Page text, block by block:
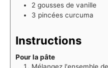
2 gousses de vanille
3 pincées curcuma
Instructions
Pour la pâte
Mélangez l'ensemble